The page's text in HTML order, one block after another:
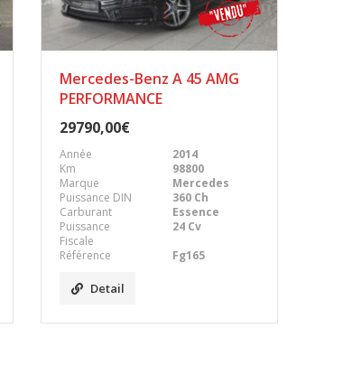
Mercedes-Benz A 45 AMG
PERFORMANCE
29790,00€
Année
2014
Km
98800
Marque
Mercedes
Puissance DIN
360 Ch
Carburant
Essence
Puissance
Fiscale
24 Cv
Référence
Fg165
Detail